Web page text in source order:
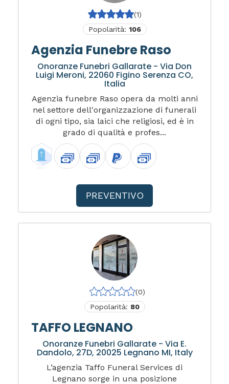
(1)
Popolarità: 106
Agenzia Funebre Raso
Onoranze Funebri Gallarate - Via Don
Luigi Meroni, 22060 Figino Serenza CO,
Italia
Agenzia funebre Raso opera da molti anni
nel settore dell'organizzazione di funerali
di ogni tipo, sia laici che religiosi, ed è in
grado di qualità e profes...
PREVENTIVO
(0)
Popolarità: 80
TAFFO LEGNANO
Onoranze Funebri Gallarate - Via E.
Dandolo, 27D, 20025 Legnano MI, Italy
L’agenzia Taffo Funeral Services di
Legnano sorge in una posizione